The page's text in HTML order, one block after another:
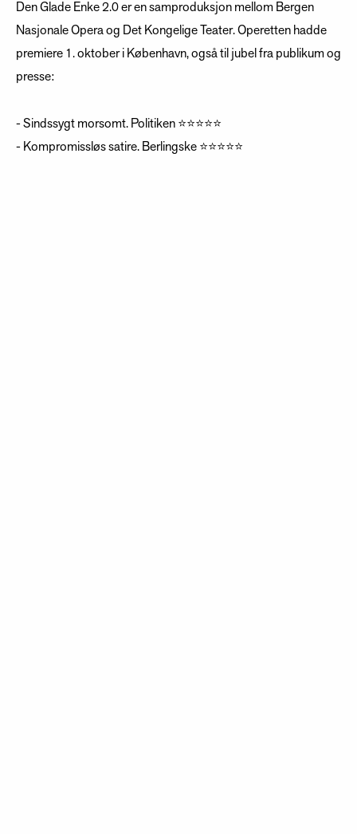
Den Glade Enke 2.0 er en samproduksjon mellom Bergen
Nasjonale Opera og Det Kongelige Teater. Operetten hadde
premiere 1. oktober i København, også til jubel fra publikum og
presse:
- Sindssygt morsomt. Politiken ⭐️⭐️⭐️⭐️⭐️
- Kompromissløs satire. Berlingske ⭐️⭐️⭐️⭐️⭐️